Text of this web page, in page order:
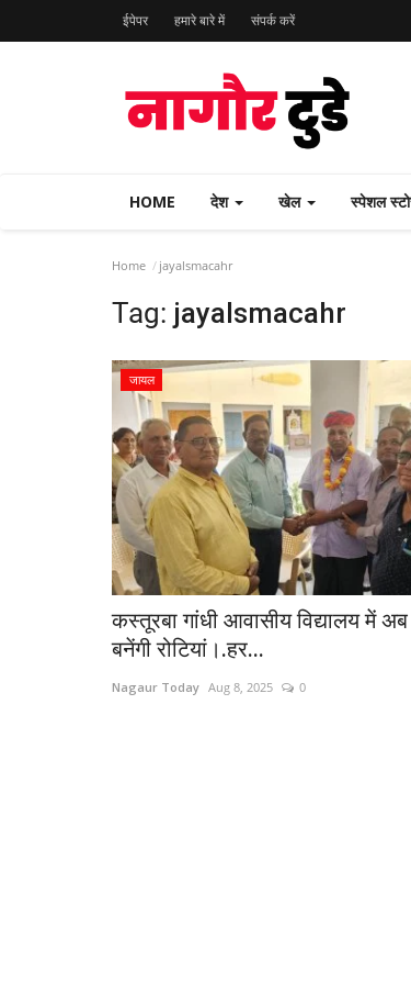
ईपेपर हमारे बारे में संपर्क करें
HOME देश खेल स्पेशल
Home jayalsmacahr
Tag: jayalsmacahr
जायल
कस्तूरबा गांधी आवासीय विद्यालय में
बनेंगी रोटियां।.हर...
Nagaur Today Aug 8, 2025 0